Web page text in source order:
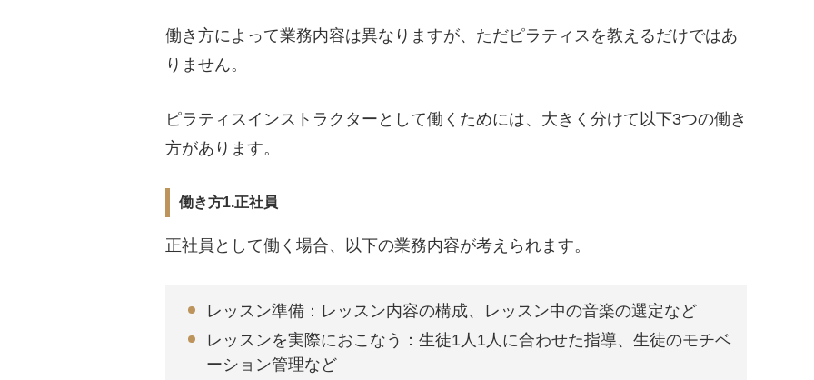
働き方によって業務内容は異なりますが、ただピラティスを教えるだけではあ
りません。
ピラティスインストラクターとして働くためには、大きく分けて以下3つの働き
方があります。
働き方1.正社員
正社員として働く場合、以下の業務内容が考えられます。
レッスン準備：レッスン内容の構成、レッスン中の音楽の選定など
レッスンを実際におこなう：生徒1人1人に合わせた指導、生徒のモチベ
ーション管理など